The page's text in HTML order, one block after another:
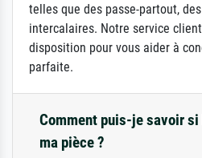
telles que des passe-partout,
intercalaires. Notre service
disposition pour vous aider à
parfaite.
Comment puis-je savoir
ma pièce ?